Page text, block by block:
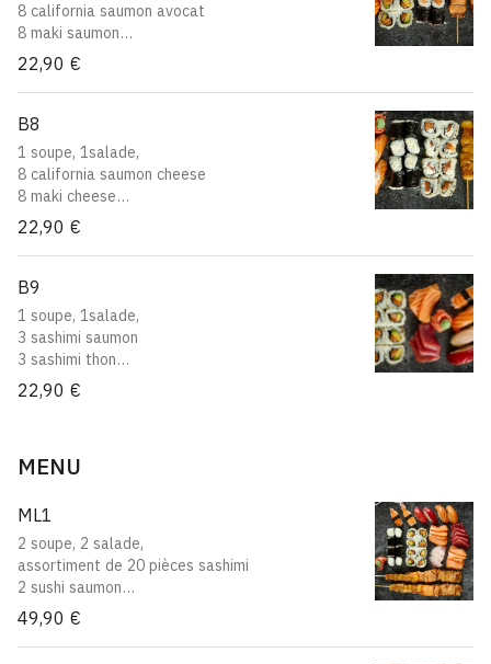
8 california saumon avocat
8 maki saumon
2 sushi saumon
2 yakitori saumon
22,90 €
B8
1 soupe, 1salade,
8 california saumon cheese
8 maki cheese
2 sushi saumon cheese
2 yakitori boeuf au fromage
22,90 €
B9
1 soupe, 1salade,
3 sashimi saumon
3 sashimi thon
1 sushi thon
1 sushi saumon
8 california saumon avocat
22,90 €
MENU
ML1
2 soupe, 2 salade,
assortiment de 20 pièces sashimi
2 sushi saumon
2 sushi thon
2 sushi crevettes
8 california saumon avocat
49,90 €